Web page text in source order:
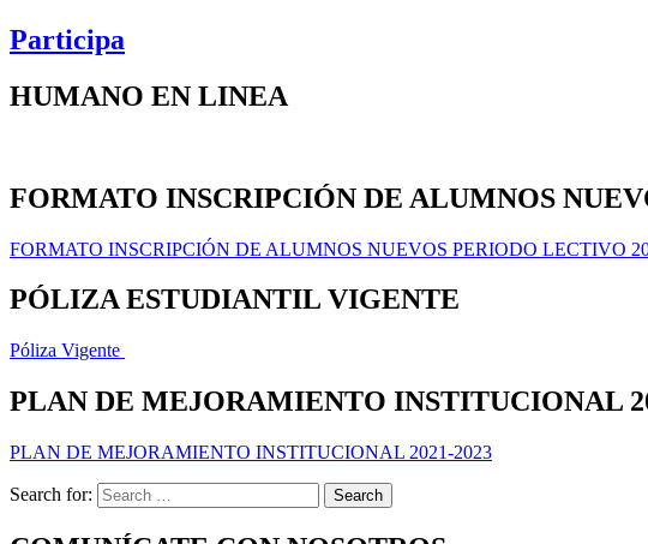
Participa
HUMANO EN LINEA
FORMATO INSCRIPCIÓN DE ALUMNOS
FORMATO INSCRIPCIÓN DE ALUMNOS NUEVOS PERIODO LECTIVO
PÓLIZA ESTUDIANTIL VIGENTE
Póliza Vigente
PLAN DE MEJORAMIENTO INSTITUCIONAL
PLAN DE MEJORAMIENTO INSTITUCIONAL 2021-2023
Search for: